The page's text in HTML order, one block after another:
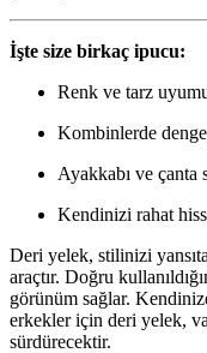
İşte size birkaç ipucu:
Renk ve tarz
Kombinlerde
Ayakkabı ve çanta
Kendinizi rahat
Deri yelek, stilinizi
araçtır. Doğru
görünüm sağlar.
erkekler için deri yelek,
sürdürecektir.